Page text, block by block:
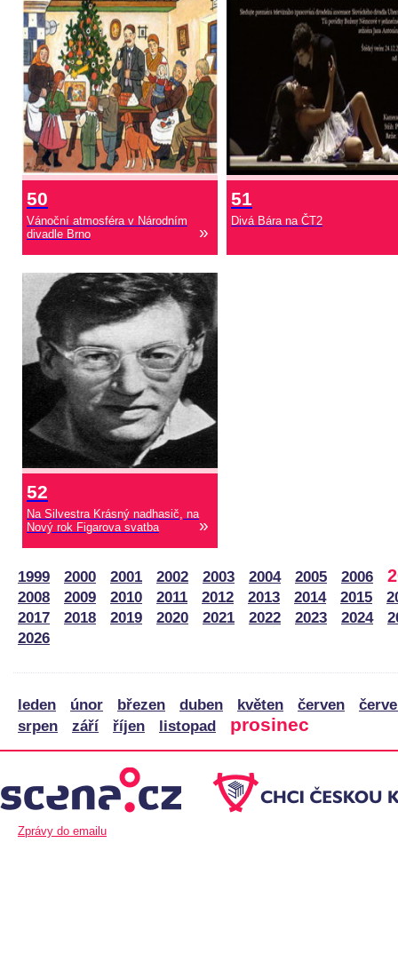
50
Vánoční atmosféra v Národním
divadle Brno
»
51
Divá Bára na ČT2
52
Na Silvestra Krásný nadhasič, na
Nový rok Figarova svatba
»
1999 2000 2001 2002 2003 2004 2005 2006
2008 2009 2010 2011 2012 2013 2014 2015
2017
2018 2019 2020 2021 2022 2023 2024
2026
leden únor březen duben květen červen
srpen
září říjen listopad prosinec
Zprávy do emailu